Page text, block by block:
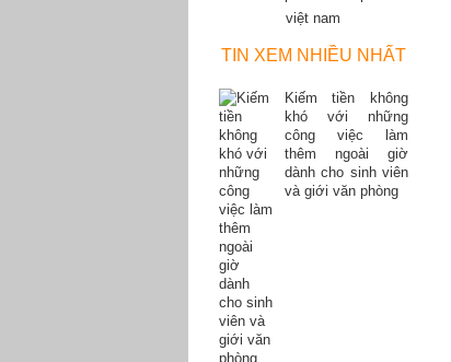
việt nam
TIN XEM NHIỀU NHẤT
Kiếm tiền không
khó với những
công việc làm
thêm ngoài giờ
dành cho sinh viên
và giới văn phòng